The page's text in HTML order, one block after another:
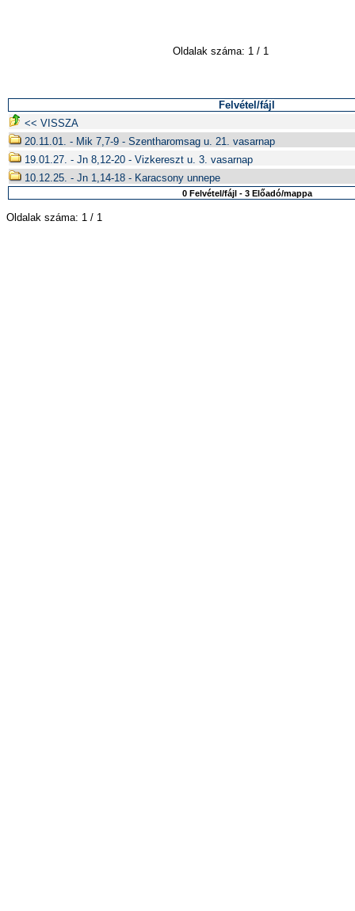
Oldalak száma: 1 / 1
Felvétel/fájl
<< VISSZA
20.11.01. - Mik 7,7-9 - Szentharomsag u. 21. vasarnap
19.01.27. - Jn 8,12-20 - Vizkereszt u. 3. vasarnap
10.12.25. - Jn 1,14-18 - Karacsony unnepe
0 Felvétel/fájl - 3 Előadó/mappa
Oldalak száma: 1 / 1